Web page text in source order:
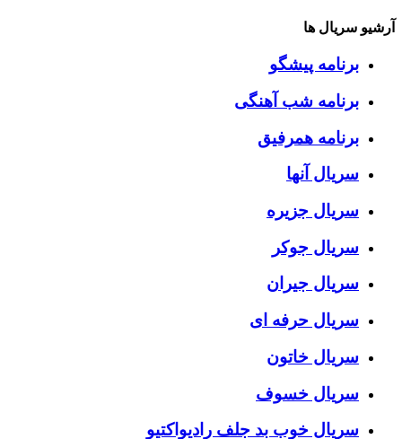
آرشیو سریال ها
برنامه پیشگو
برنامه شب آهنگی
برنامه همرفیق
سریال آنها
سریال جزیره
سریال جوکر
سریال جیران
سریال حرفه ای
سریال خاتون
سریال خسوف
سریال خوب بد جلف رادیواکتیو